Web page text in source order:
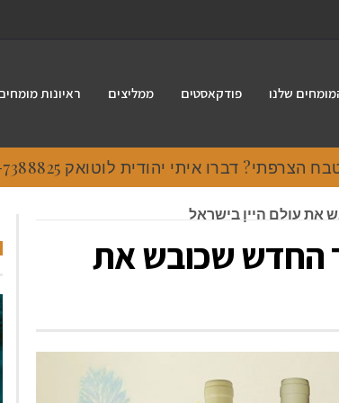
שלנו פודקאסטים ממליצים ראיונות
דברו איתי יהודית לוטואק 054-7388825.
את עולם היין בישראל
החדש שכובש את